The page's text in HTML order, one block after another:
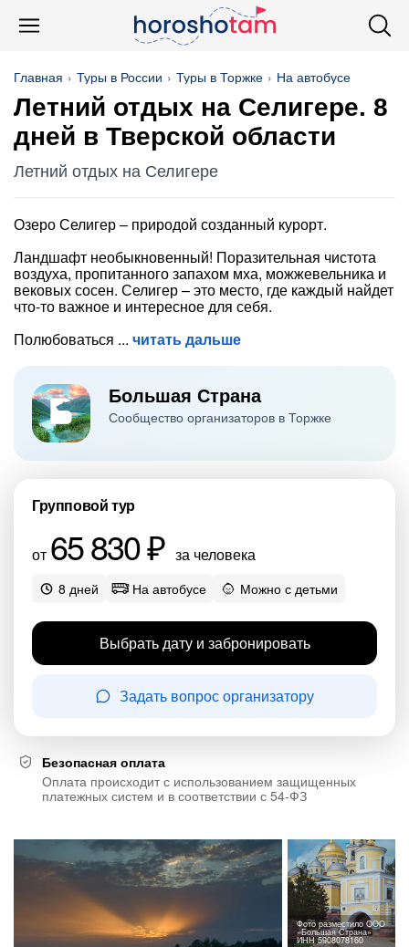
Главная Туры в России Туры в Торжке На автобусе
Летний отдых на Селигере. 8
дней в Тверской области
Летний отдых на Селигере
Озеро Селигер – природой созданный курорт.
Ландшафт необыкновенный! Поразительная чистота
воздуха, пропитанного запахом мха, можжевельника и
вековых сосен. Селигер – это место, где каждый найдет
что-то важное и интересное для себя.
Полюбоваться
читать дальше
Большая Страна
Сообщество организаторов в Торжке
Групповой тур
от 65 830 ₽ за человека
8 дней На автобусе Можно с детьми
Выбрать дату и забронировать
Задать вопрос организатору
Безопасная оплата
Оплата происходит с использованием защищенных
платежных систем и в соответствии с 54-ФЗ
Фото разместило ООО
«Большая Страна»
ИНН 5908078160